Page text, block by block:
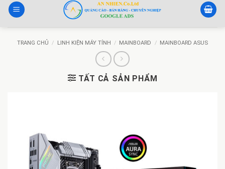
dung
TRANG CHỦ / LINH KIỆN MÁY TÍNH / MAINBOARD / MAINBOARD ASUS
TẤT CẢ SẢN PHẨM